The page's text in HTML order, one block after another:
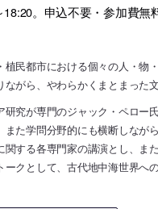
。申込不要・参加費無
民都市における個々の人・物
がら、やわらかくまとまった
究が専門のジャック・ペロー
た学問分野的にも横断しなが
する各専門家の講演とし、ま
クとして、古代地中海世界へ